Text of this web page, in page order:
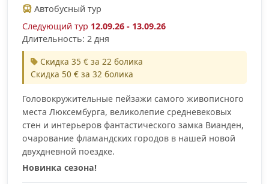
Автобусный тур
Следующий тур 12.09.26 - 13.09.26
Длительность: 2 дня
Скидка 35 € за 22 болика
Скидка 50 € за 32 болика
Головокружительные пейзажи самого живописного
места Люксембурга, великолепие средневековых
стен и интерьеров фантастического замка Вианден,
очарование фламандских городов в нашей новой
двухдневной поездке.
Новинка сезона!